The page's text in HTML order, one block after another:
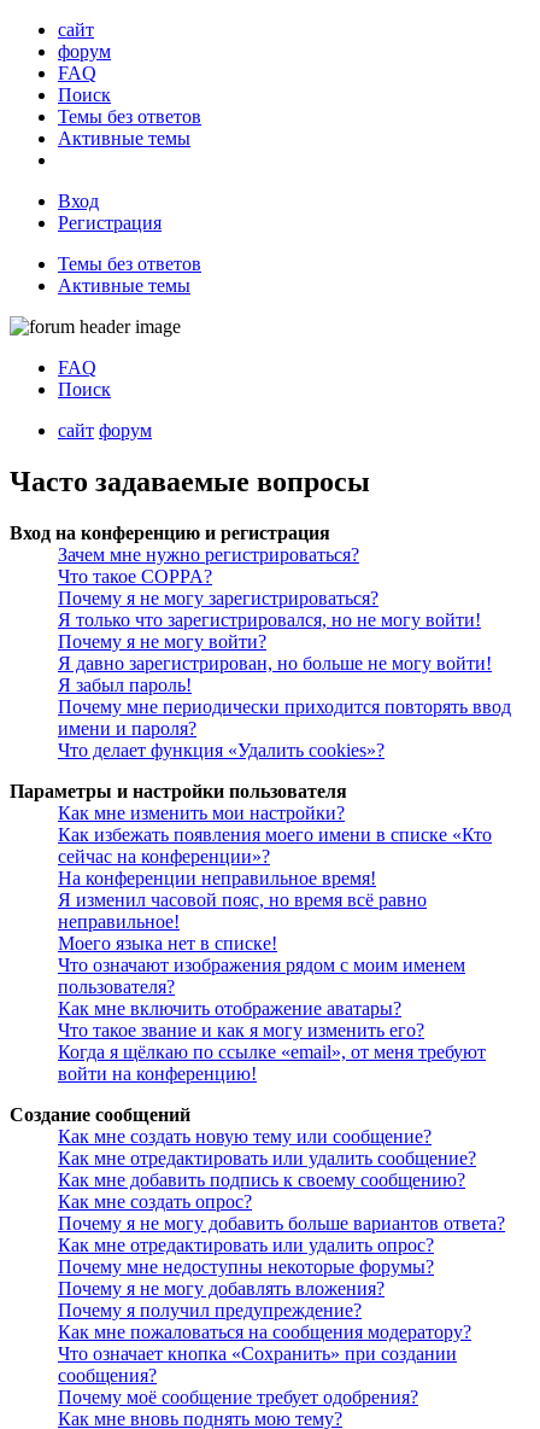
сайт
форум
FAQ
Поиск
Темы без ответов
Активные темы
Вход
Регистрация
Темы без ответов
Активные темы
FAQ
Поиск
сайт форум
Часто задаваемые вопросы
Вход на конференцию и регистрация
Зачем мне нужно регистрироваться?
Что такое COPPA?
Почему я не могу зарегистрироваться?
Я только что зарегистрировался, но не могу войти!
Почему я не могу войти?
Я давно зарегистрирован, но больше не могу войти!
Я забыл пароль!
Почему мне периодически приходится повторять ввод
имени и пароля?
Что делает функция «Удалить cookies»?
Параметры и настройки пользователя
Как мне изменить мои настройки?
Как избежать появления моего имени в списке «Кто
сейчас на конференции»?
На конференции неправильное время!
Я изменил часовой пояс, но время всё равно
неправильное!
Моего языка нет в списке!
Что означают изображения рядом с моим именем
пользователя?
Как мне включить отображение аватары?
Что такое звание и как я могу изменить его?
Когда я щёлкаю по ссылке «email», от меня требуют
войти на конференцию!
Создание сообщений
Как мне создать новую тему или сообщение?
Как мне отредактировать или удалить сообщение?
Как мне добавить подпись к своему сообщению?
Как мне создать опрос?
Почему я не могу добавить больше вариантов ответа?
Как мне отредактировать или удалить опрос?
Почему мне недоступны некоторые форумы?
Почему я не могу добавлять вложения?
Почему я получил предупреждение?
Как мне пожаловаться на сообщения модератору?
Что означает кнопка «Сохранить» при создании
сообщения?
Почему моё сообщение требует одобрения?
Как мне вновь поднять мою тему?